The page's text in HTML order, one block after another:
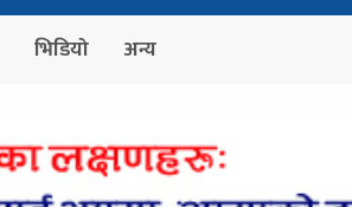
भिडियो अन्य